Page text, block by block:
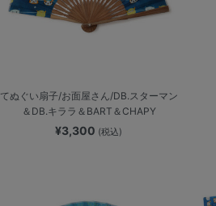
てぬぐい扇子/お面屋さん/DB.スターマン
＆DB.キララ＆BART＆CHAPY
¥3,300 (税込)